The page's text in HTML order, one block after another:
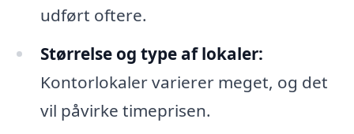
udført oftere.
Størrelse og type af lokaler:
Kontorlokaler varierer meget, og det
vil påvirke timeprisen.